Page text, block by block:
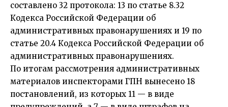
составлено 32 протокола: 13 по статье 8.32
Кодекса Российской Федерации об
административных правонарушениях и 19 по
статье 20.4 Кодекса Российской Федерации об
административных правонарушениях.
По итогам рассмотрения административных
материалов инспекторами ГПН вынесено 18
постановлений, из которых 11 — в виде